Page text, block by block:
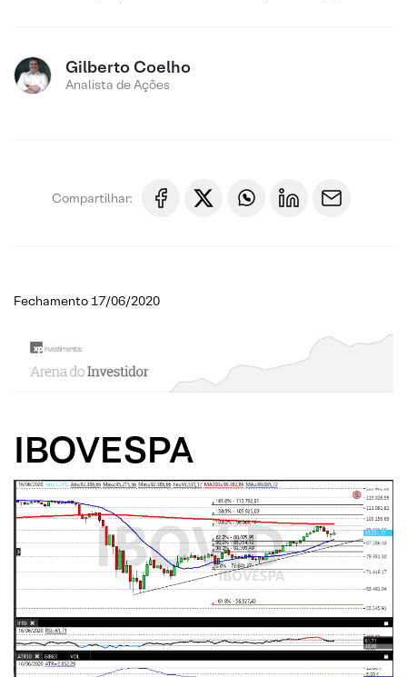
Gilberto Coelho
Analista de Ações
Compartilhar:
Fechamento 17/06/2020
IBOVESPA